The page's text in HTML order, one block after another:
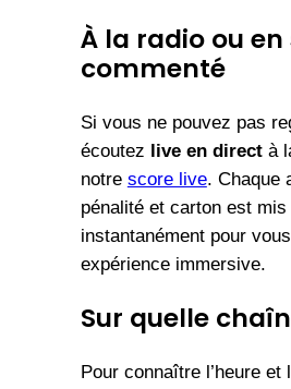
À la radio ou
commenté
Si vous ne pouvez pas
écoutez live en directà
notre score live. Chaque
pénalité et carton est mis
instantanément pour
expérience immersive.
Sur quelle
Pour connaître l’heure et